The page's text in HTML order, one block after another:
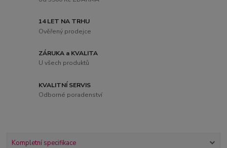
14 LET NA TRHU
Ověřený prodejce
ZÁRUKA a KVALITA
U všech produktů
KVALITNÍ SERVIS
Odborné poradenství
Kompletní specifikace